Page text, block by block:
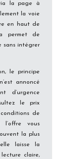
la page à
la voie
en haut de
permet de
sans intégrer
le principe
annoncé
d’urgence
le prix
de
l’offre vous
la plus
laisse la
claire,